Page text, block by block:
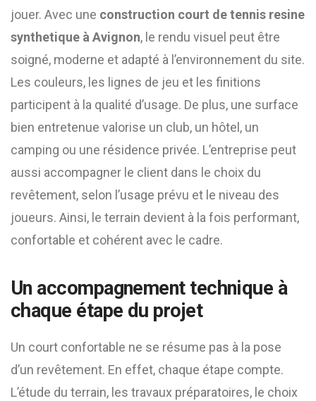
jouer. Avec une construction court de tennis resine
synthetique à Avignon, le rendu visuel peut être
soigné, moderne et adapté à l’environnement du site.
Les couleurs, les lignes de jeu et les finitions
participent à la qualité d’usage. De plus, une surface
bien entretenue valorise un club, un hôtel, un
camping ou une résidence privée. L’entreprise peut
aussi accompagner le client dans le choix du
revêtement, selon l’usage prévu et le niveau des
joueurs. Ainsi, le terrain devient à la fois performant,
confortable et cohérent avec le cadre.
Un accompagnement technique à
chaque étape du projet
Un court confortable ne se résume pas à la pose
d’un revêtement. En effet, chaque étape compte.
L’étude du terrain, les travaux préparatoires, le choix